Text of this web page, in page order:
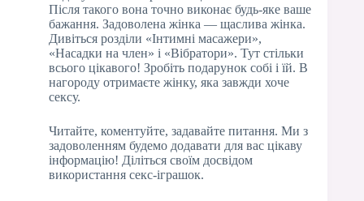
Після такого вона точно виконає будь-яке ваше
бажання. Задоволена жінка — щаслива жінка.
Дивіться розділи «Інтимні масажери»,
«Насадки на член» і «Вібратори». Тут стільки
всього цікавого! Зробіть подарунок собі і їй. В
нагороду отримаєте жінку, яка завжди хоче
сексу.
Читайте, коментуйте, задавайте питання. Ми з
задоволенням будемо додавати для вас цікаву
інформацію! Діліться своїм досвідом
використання секс-іграшок.